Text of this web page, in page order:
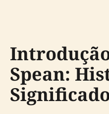
Spean: